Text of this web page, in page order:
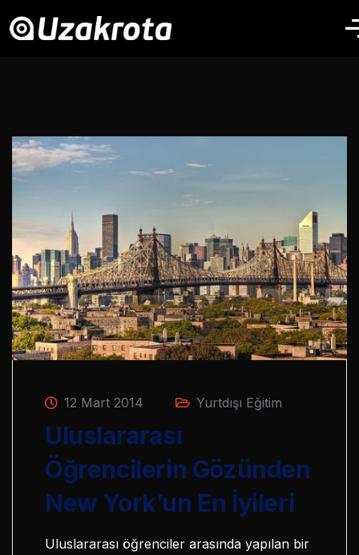
12 Mart 2014 Yurtdışı Eğitim
Uluslararası
Öğrencilerin Gözünden
New York’un En İyileri
Uluslararası öğrenciler arasında yapılan bir